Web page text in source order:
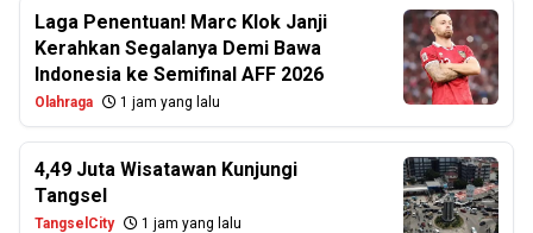
Laga Penentuan! Marc Klok Janji
Kerahkan Segalanya Demi Bawa
Indonesia ke Semifinal AFF 2026
Olahraga 1 jam yang lalu
4,49 Juta Wisatawan Kunjungi
Tangsel
TangselCity 1 jam yang lalu